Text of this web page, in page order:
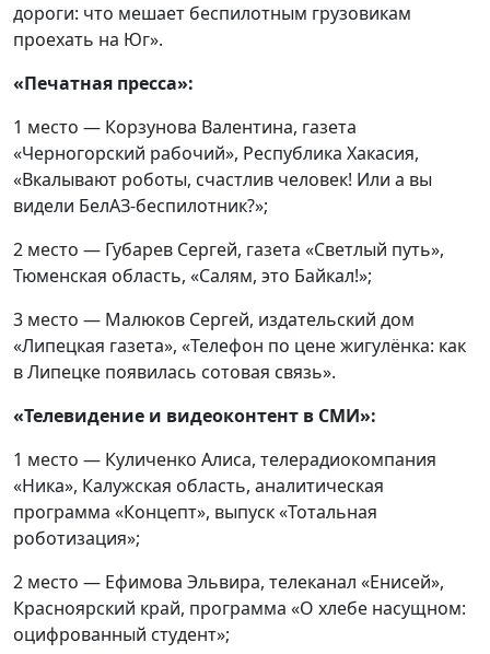
дороги: что мешает беспилотным грузовикам
проехать на Юг».
«Печатная пресса»:
1 место — Корзунова Валентина, газета
«Черногорский рабочий», Республика Хакасия,
«Вкалывают роботы, счастлив человек! Или а вы
видели БелАЗ-беспилотник?»;
2 место — Губарев Сергей, газета «Светлый путь»,
Тюменская область, «Салям, это Байкал!»;
3 место — Малюков Сергей, издательский дом
«Липецкая газета», «Телефон по цене жигулёнка: как
в Липецке появилась сотовая связь».
«Телевидение и видеоконтент в СМИ»:
1 место — Куличенко Алиса, телерадиокомпания
«Ника», Калужская область, аналитическая
программа «Концепт», выпуск «Тотальная
роботизация»;
2 место — Ефимова Эльвира, телеканал «Енисей»,
Красноярский край, программа «О хлебе насущном:
оцифрованный студент»;